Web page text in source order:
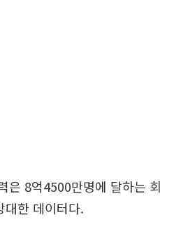
은 8억4500만명에 달하는 회
대한 데이터다.